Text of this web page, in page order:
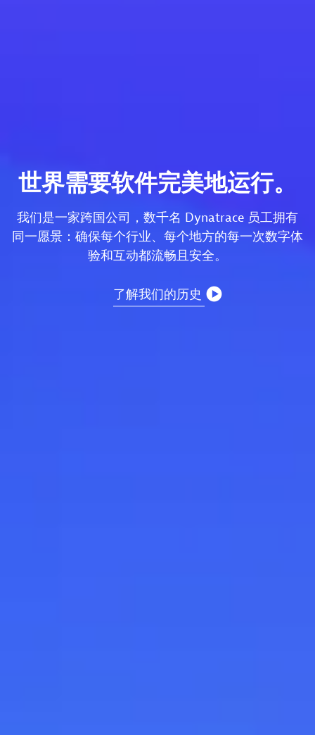
世界需要软件完美地运行。
我们是一家跨国公司，数千名 Dynatrace 员工拥有
同一愿景：确保每个行业、每个地方的每一次数字体
验和互动都流畅且安全。
了解我们的历史